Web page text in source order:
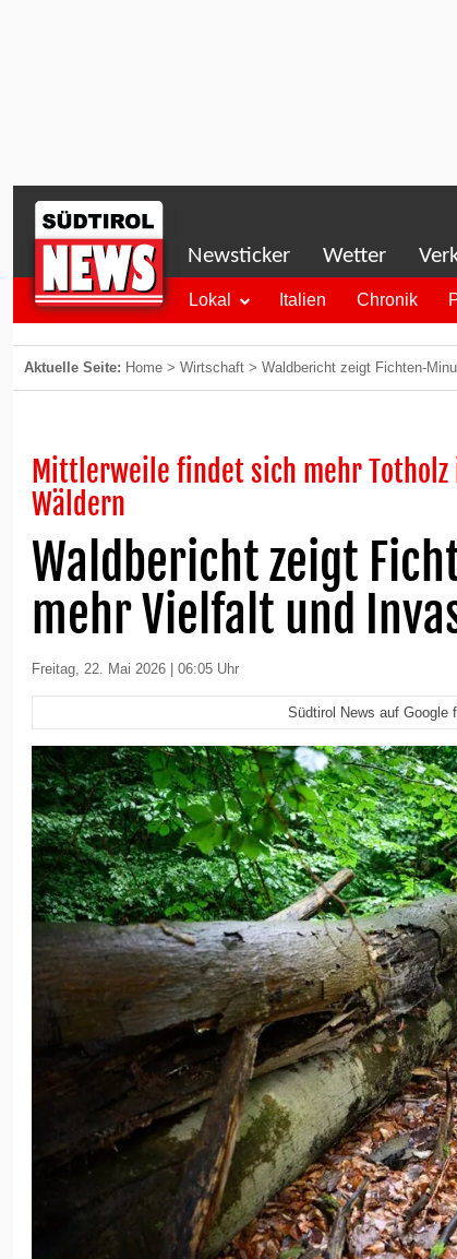
Newsticker Wetter
Lokal Italien Chronik
Aktuelle Seite: Home > Wirtschaft > Waldbericht zeigt Fichten-
Mittlerweile findet sich mehr Totholz
Wäldern
Waldbericht zeigt
mehr Vielfalt und
Freitag, 22. Mai 2026 | 06:05 Uhr
Südtirol News auf Google